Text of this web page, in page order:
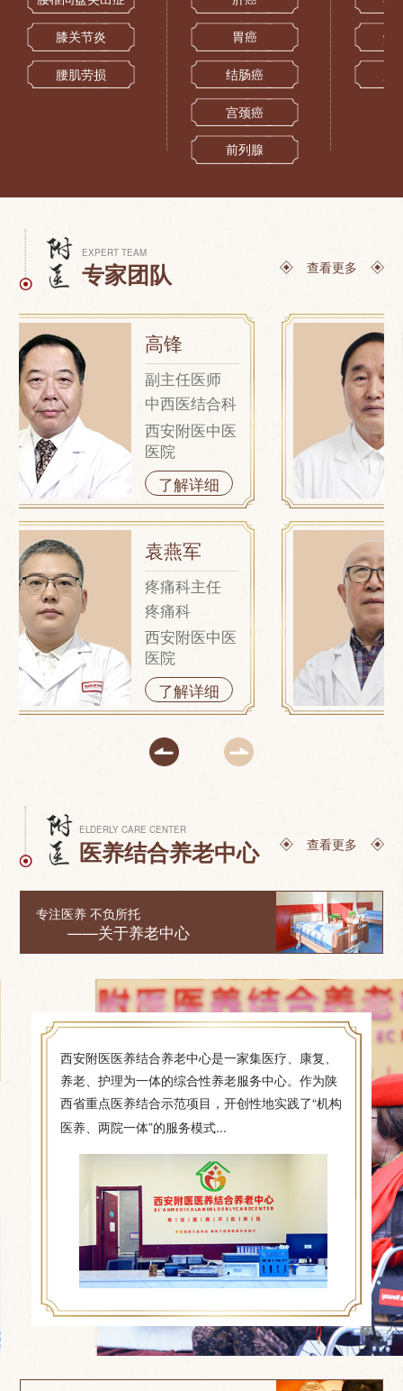
膝关节炎
腰肌劳损
胃癌
结肠癌
宫颈癌
前列腺
烧
EXPERT TEAM
专家团队 查看更多
高锋
副主任医师
中西医结合科
西安附医中医
医院
了解详细
袁燕军
疼痛科主任
疼痛科
西安附医中医
医院
了解详细
ELDERLY CARE CENTER
医养结合养老中心 查看更多
专注医养 不负所托
——关于养老中心
西安附医医养结合养老中心是一家集医疗、康复、
养老、护理为一体的综合性养老服务中心。作为陕
西省重点医养结合示范项目，开创性地实践了“机构
医养、两院一体”的服务模式...